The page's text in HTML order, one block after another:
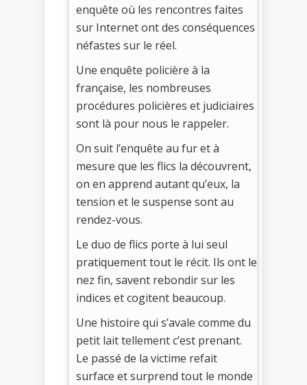
enquête où les rencontres faites
sur Internet ont des conséquences
néfastes sur le réel.
Une enquête policière à la
française, les nombreuses
procédures policières et judiciaires
sont là pour nous le rappeler.
On suit l’enquête au fur et à
mesure que les flics la découvrent,
on en apprend autant qu’eux, la
tension et le suspense sont au
rendez-vous.
Le duo de flics porte à lui seul
pratiquement tout le récit. Ils ont le
nez fin, savent rebondir sur les
indices et cogitent beaucoup.
Une histoire qui s’avale comme du
petit lait tellement c’est prenant.
Le passé de la victime refait
surface et surprend tout le monde